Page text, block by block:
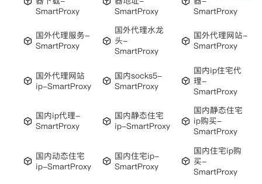
SmartProxy
SmartProxy
SmartProxy
国外代理服务-
SmartProxy
国外代理水龙
头-
SmartProxy
国外代理网站-
SmartProxy
国外代理网站
ip-SmartProxy
国内socks5-
SmartProxy
国内ip住宅代
理-
SmartProxy
国内ip代理-
SmartProxy
国内静态住宅
ip-SmartProxy
国内静态住宅
ip购买-
SmartProxy
国内动态住宅
ip-SmartProxy
国内住宅ip-
SmartProxy
国内住宅ip购
买-
SmartProxy